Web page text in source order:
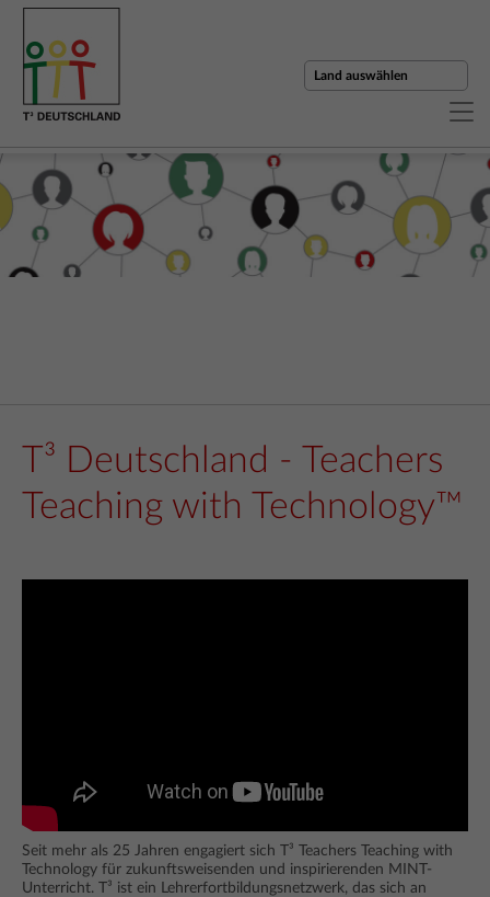
T³ Deutschland - Teachers
Teaching with Technology™
Seit mehr als 25 Jahren engagiert sich T³ Teachers Teaching with
Technology für zukunftsweisenden und inspirierenden MINT-
Unterricht. T³ ist ein Lehrerfortbildungsnetzwerk, das sich an